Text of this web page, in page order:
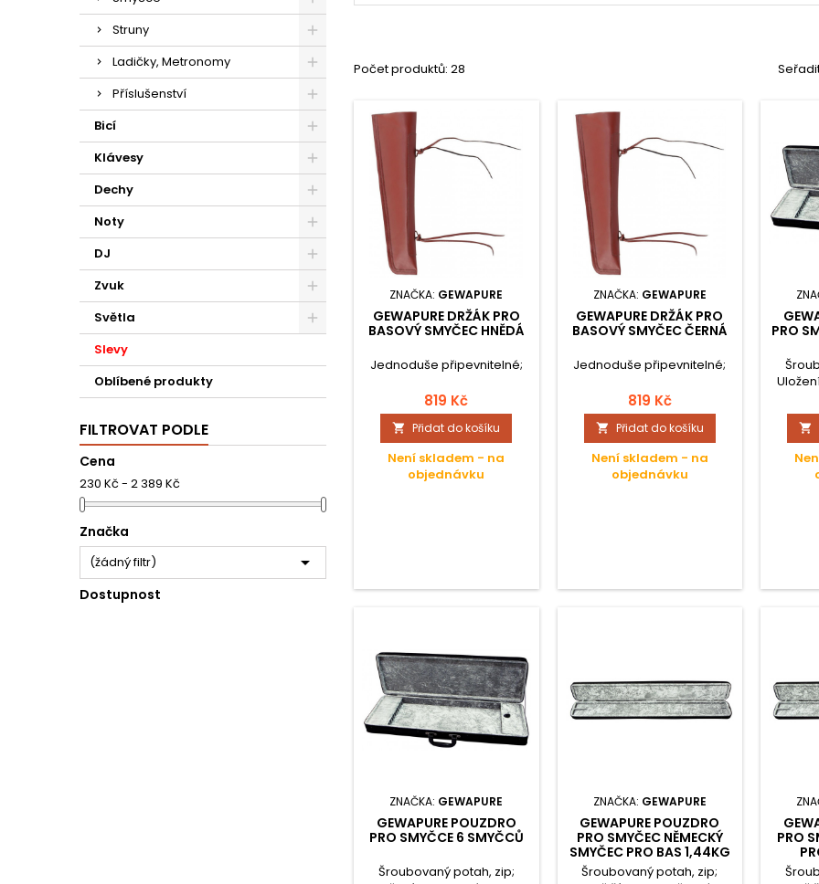
Struny
Ladičky, Metronomy
Příslušenství
Bicí
Klávesy
Dechy
Noty
DJ
Zvuk
Světla
Slevy
Oblíbené produkty
FILTROVAT PODLE
Cena
230 Kč - 2 389 Kč
Značka
(žádný filtr) 
Dostupnost
Počet produktů: 28
ZNAČKA: GEWAPURE
GEWAPURE DRŽÁK PRO
BASOVÝ SMYČEC HNĚDÁ
Jednoduše připevnitelné;
819 Kč
 Přidat do košíku
Není skladem - na
objednávku
ZNAČKA: GEWAPURE
GEWAPURE DRŽÁK PRO
BASOVÝ SMYČEC ČERNÁ
Jednoduše připevnitelné;
819 Kč
 Přidat do košíku
Není skladem - na
objednávku
PRO
kufřík

ZNAČKA: GEWAPURE
GEWAPURE POUZDRO
PRO SMYČCE 6 SMYČCŮ
Šroubovaný potah, zip;
ZNAČKA: GEWAPURE
GEWAPURE POUZDRO
PRO SMYČEC NĚMECKÝ
SMYČEC PRO BAS 1,44KG
Šroubovaný potah, zip;
PRO